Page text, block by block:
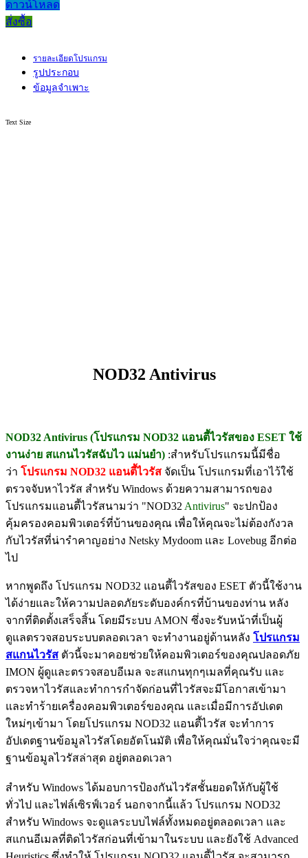
ดาวน์โหลด
สั่งซื้อ
รายละเอียดโปรแกรม
รูปประกอบ
ข้อมูลจำเพาะ
Text Size
NOD32 Antivirus
NOD32 Antivirus (โปรแกรม NOD32 แอนตี้ไวรัสของ ESET ใช้
งานง่าย สแกนไวรัสฉับไว แม่นยำ) :สำหรับโปรแกรมนี้มีชื่อ
ว่า โปรแกรม NOD32 แอนตี้ไวรัส จัดเป็น โปรแกรมที่เอาไว้ใช้
ตรวจจับหาไวรัส สำหรับ Windows ด้วยความสามารถของ
โปรแกรมแอนตี้ไวรัสนามว่า "NOD32 Antivirus" จะปกป้อง
คุ้มครองคอมพิวเตอร์ที่บ้านของคุณ เพื่อให้คุณจะไม่ต้องกังวล
กับไวรัสที่น่ารำคาญอย่าง Netsky Mydoom และ Lovebug อีกต่อ
ไป
หากพูดถึง โปรแกรม NOD32 แอนตี้ไวรัสของ ESET ตัวนี้ใช้งาน
ได้ง่ายและให้ความปลอดภัยระดับองค์กรที่บ้านของท่าน หลัง
จากที่ติดตั้งเสร็จสิ้น โดยมีระบบ AMON ซึ่งจะรับหน้าที่เป็นผู้
ดูแลตรวจสอบระบบตลอดเวลา จะทำงานอยู่ด้านหลัง โปรแกรม
สแกนไวรัส ตัวนี้จะมาคอยช่วยให้คอมพิวเตอร์ของคุณปลอดภัย
IMON ผู้ดูและตรวจสอบอีเมล จะสแกนทุกๆเมลที่คุณรับ และ
ตรวจหาไวรัสและทำการกำจัดก่อนที่ไวรัสจะมีโอกาสเข้ามา
และทำร้ายเครื่องคอมพิวเตอร์ของคุณ และเมื่อมีการอัปเดต
ใหม่ๆเข้ามา โดยโปรแกรม NOD32 แอนตี้ไวรัส จะทำการ
อัปเดตฐานข้อมูลไวรัสโดยอัตโนมัติ เพื่อให้คุณมั่นใจว่าคุณจะมี
ฐานข้อมูลไวรัสล่าสุด อยู่ตลอดเวลา
สำหรับ Windows ได้มอบการป้องกันไวรัสชั้นยอดให้กับผู้ใช้
ทั่วไป และไฟล์เซิรฟ์เวอร์ นอกจากนี้แล้ว โปรแกรม NOD32
สำหรับ Windows จะดูแลระบบไฟล์ทั้งหมดอยู่ตลอดเวลา และ
สแกนอีเมลที่ติดไวรัสก่อนที่เข้ามาในระบบ และยังใช้ Advanced